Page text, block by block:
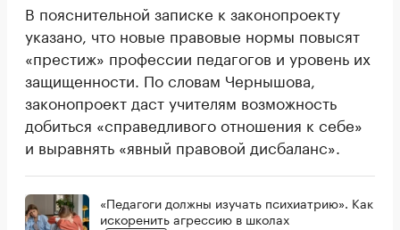
В пояснительной записке к законопроекту
указано, что новые правовые нормы повысят
«престиж» профессии педагогов и уровень их
защищенности. По словам Чернышова,
законопроект даст учителям возможность
добиться «справедливого отношения к себе»
и выравнять «явный правовой дисбаланс».
«Педагоги должны изучать психиатрию». Как
искоренить агрессию в школах